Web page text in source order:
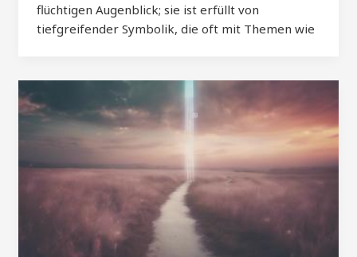
flüchtigen Augenblick; sie ist erfüllt von
tiefgreifender Symbolik, die oft mit Themen wie